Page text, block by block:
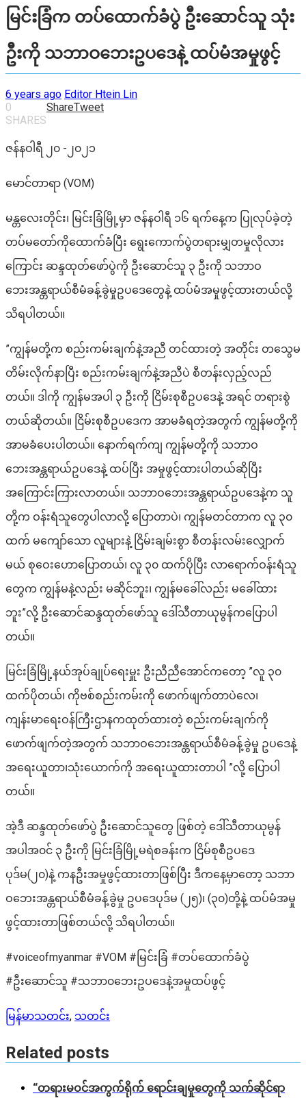
မြင်းခြံက တပ်ထောက်ခံပွဲ ဦးဆောင်သူ သုံး
ဦးကို သဘာဝဘေးဥပဒေနဲ့ ထပ်မံအမှုဖွင့်
6 years ago Editor Htein Lin
0
SHARES
ShareTweet
ဇန်နဝါရီ ၂၀ -၂၀၂၁
မောင်တာရာ (VOM)
မန္တလေးတိုင်း၊ မြင်းခြံမြို့မှာ ဇန်နဝါရီ ၁၆ ရက်နေ့က ပြုလုပ်ခဲ့တဲ့
တပ်မတော်ကိုထောက်ခံပြီး ရွေးကောက်ပွဲတရားမျှတမှုလိုလား
ကြောင်း ဆန္ဒထုတ်ဖော်ပွဲကို ဦးဆောင်သူ ၃ ဦးကို သဘာဝ
ဘေးအန္တရာယ်စီမံခန့်ခွဲမှုဥပဒေတွေနဲ့ ထပ်မံအမှုဖွင့်ထားတယ်လို့
သိရပါတယ်။
”ကျွန်မတို့က စည်းကမ်းချက်နဲ့အညီ တင်ထားတဲ့ အတိုင်း တသွေမ
တိမ်းလိုက်နာပြီး စည်းကမ်းချက်နဲ့အညီပဲ စီတန်းလှည့်လည်
တယ်။ ဒါကို ကျွန်မအပါ ၃ ဦးကို ငြိမ်းစုစီဥပဒေနဲ့ အရင် တရားစွဲ
တယ်ဆိုတယ်။ ငြိမ်းစုစီဥပဒေက အာမခံရတဲ့အတွက် ကျွန်မတို့ကို
အာမခံပေးပါတယ်။ နောက်ရက်ကျ ကျွန်မတို့ကို သဘာဝ
ဘေးအန္တရာယ်ဥပဒေနဲ့ ထပ်ပြီး အမှုဖွင့်ထားပါတယ်ဆိုပြီး
အကြောင်းကြားလာတယ်။ သဘာဝဘေးအန္တရာယ်ဥပဒေနဲ့က သူ
တို့က ဝန်းရံသူတွေပါလာလို့ ပြောတာပဲ၊ ကျွန်မတင်တာက လူ ၃၀
ထက် မကျော်သော လူများနဲ့ ငြိမ်းချမ်းစွာ စီတန်းလမ်းလျှောက်
မယ် စုဝေးဟောပြောတယ်၊ လူ ၃၀ ထက်ပိုပြီး လာရောက်ဝန်းရံသူ
တွေက ကျွန်မနဲ့လည်း မဆိုင်ဘူး၊ ကျွန်မခေါ်လည်း မခေါ်ထား
ဘူး”လို့ ဦးဆောင်ဆန္ဒထုတ်ဖော်သူ ဒေါ်သီတာယုမွန်ကပြောပါ
တယ်။
မြင်းခြံမြို့နယ်အုပ်ချုပ်ရေးမှူး ဦးညီညီအောင်က​တော့ ”လူ ၃၀
ထက်ပိုတယ်၊ ကိုဗစ်စည်းကမ်းကို ဖောက်ဖျက်တာပဲလေ၊
ကျန်းမာရေးဝန်ကြီးဌာနကထုတ်ထားတဲ့ စည်းကမ်းချက်ကို
ဖောက်ဖျက်တဲ့အတွက် သဘာဝဘေးအန္တရာယ်စီမံခန့်ခွဲမှု ဥပဒေနဲ့
အရေးယူတာ၊သုံးယောက်ကို အရေးယူထားတာပါ ”လို့ ပြောပါ
တယ်။
အဲ့ဒီ ဆန္ဒထုတ်ဖော်ပွဲ ဦးဆောင်သူတွေ ဖြစ်တဲ့ ဒေါ်သီတာယုမွန်
အပါအ၀င် ၃ ဦးကို မြင်းခြံမြို့မရဲစခန်းက ငြိမ်စုစီဥပဒေ
ပုဒ်မ(၂၀)နဲ့ ကနဦးအမှုဖွင့်ထားတာဖြစ်ပြီး ဒီကနေ့မှာတော့ သဘာ
ဝဘေးအန္တရာယ်စီမံခန့်ခွဲမှု ဥပဒေပုဒ်မ (၂၅)၊ (၃၀)တို့နဲ့ ထပ်မံအမှု
ဖွင့်ထားတာဖြစ်တယ်လို့ သိရပါတယ်။
#voiceofmyanmar #VOM #မြင်းခြံ #တပ်ထောက်ခံပွဲ
#ဦးဆောင်သူ #သဘာ၀ဘေးဥပဒေနဲ့အမှုထပ်ဖွင့်
မြန်မာသတင်း, သတင်း
Related posts
“တရားမဝင်အကွက်ရိုက် ရောင်းချမှုတွေကို သက်ဆိုင်ရာ